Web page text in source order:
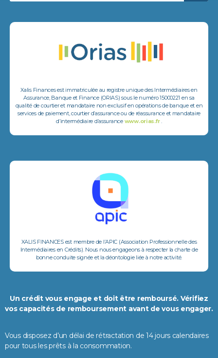
Xalis Finances est immatriculée au registre unique des Intermédiaires en
Assurance, Banque et Finance (ORIAS) sous le numéro 15000221 en sa
qualité de courtier et mandataire non exclusif en opérations de banque et en
services de paiement, courtier d’assurance ou de réassurance et mandataire
d’intermédiaire d’assurance www.orias.fr.
XALIS FINANCES est membre de l’APIC (Association Professionnelle des
Intermédiaires en Crédits). Nous nous engageons à respecter la charte de
bonne conduite signée et la déontologie liée à notre activité.
Un crédit vous engage et doit être remboursé. Vérifiez
vos capacités de remboursement avant de vous engager.
Vous disposez d’un délai de rétractation de 14 jours calendaires
pour tous les prêts à la consommation.